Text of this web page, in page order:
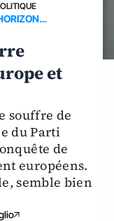
et
souffre de
du Parti
de
européens.
semble bien